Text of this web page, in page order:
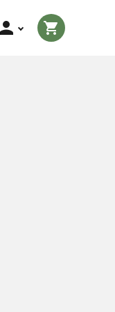
person shopping_cart